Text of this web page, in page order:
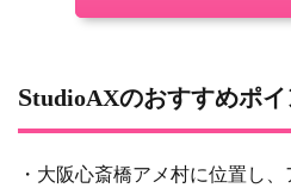
StudioAXのおすすめポイ
・大阪心斎橋アメ村に位置し